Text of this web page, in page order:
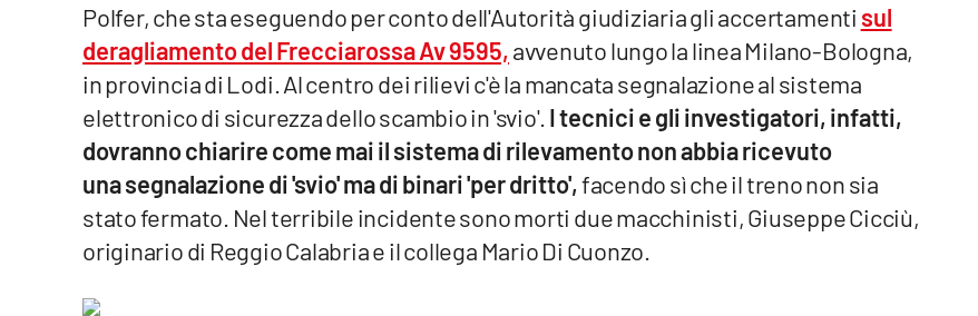
Venti di comunicazione
Streaming
LaC Network
Polfer, che sta eseguendo per conto dell'Autorità giudiziaria gli accertamenti sul
deragliamento del Frecciarossa Av 9595,avvenuto lungo la linea Milano-Bologna,
in provincia di Lodi. Al centro dei rilievi c'è la mancata segnalazione al sistema
elettronico di sicurezza dello scambio in 'svio'. I tecnici e gli investigatori, infatti,
dovranno chiarire come mai il sistema di rilevamento non abbia ricevuto
una segnalazione di 'svio' ma di binari 'per dritto',facendo sì che il treno non sia
stato fermato. Nel terribile incidente sono morti due macchinisti, Giuseppe Cicciù,
originario di Reggio Calabria e il collega Mario Di Cuonzo.